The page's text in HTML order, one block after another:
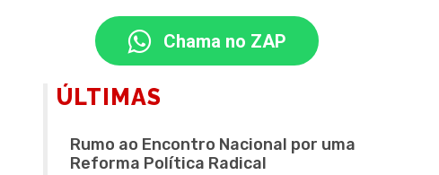
Chama no ZAP
ÚLTIMAS
Rumo ao Encontro Nacional por uma
Reforma Política Radical